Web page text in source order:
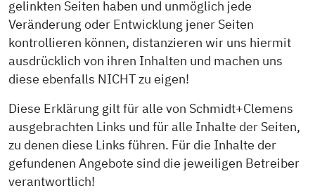
gelinkten Seiten haben und unmöglich jede
Veränderung oder Entwicklung jener Seiten
kontrollieren können, distanzieren wir uns hiermit
ausdrücklich von ihren Inhalten und machen uns
diese ebenfalls NICHT zu eigen!
Diese Erklärung gilt für alle von Schmidt+Clemens
ausgebrachten Links und für alle Inhalte der Seiten,
zu denen diese Links führen. Für die Inhalte der
gefundenen Angebote sind die jeweiligen Betreiber
verantwortlich!